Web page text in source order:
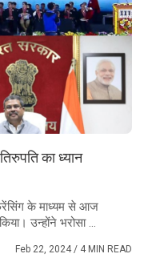
का ध्यान
के माध्यम से आज
उन्होंने भरोसा ...
Feb 22, 2024 / 4 MIN READ